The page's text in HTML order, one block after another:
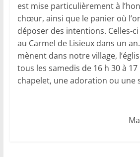
est mise particulièrement à
chœur, ainsi que le panier où
déposer des intentions. Celles-
au Carmel de Lisieux dans un
mènent dans notre village,
tous les samedis de 16 h 30 à
chapelet, une adoration ou une